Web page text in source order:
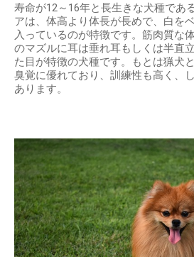
寿命が12～16年と長生きな犬種であ
アは、体高より体長が長めで、白を
入っているのが特徴です。筋肉質な
のマズルに耳は垂れ耳もしくは半直
た目が特徴の犬種です。もとは猟犬
臭覚に優れており、訓練性も高く、
あります。